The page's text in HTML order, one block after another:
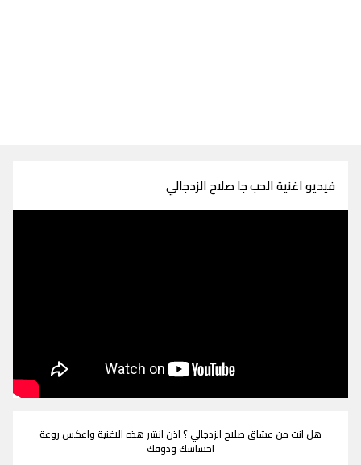
فيديو اغنية الحب جا صلاح الزدجالي
هل انت من عشاق صلاح الزدجالي ؟ اذن انشر هذه الاغنية واعكس روعة
احساسك وذوقك